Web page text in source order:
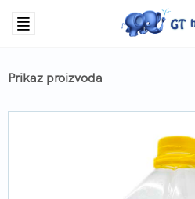
Prikaz proizvoda